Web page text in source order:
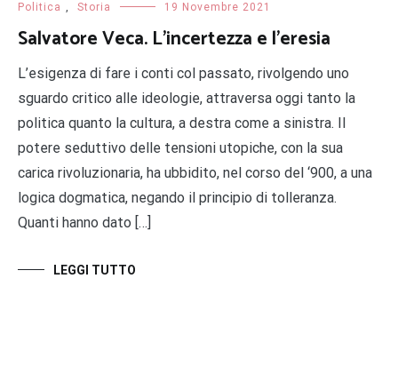
Politica , Storia 19 Novembre 2021
Salvatore Veca. L’incertezza e l’eresia
L’esigenza di fare i conti col passato, rivolgendo uno
sguardo critico alle ideologie, attraversa oggi tanto la
politica quanto la cultura, a destra come a sinistra. Il
potere seduttivo delle tensioni utopiche, con la sua
carica rivoluzionaria, ha ubbidito, nel corso del ‘900, a una
logica dogmatica, negando il principio di tolleranza.
Quanti hanno dato […]
LEGGI TUTTO